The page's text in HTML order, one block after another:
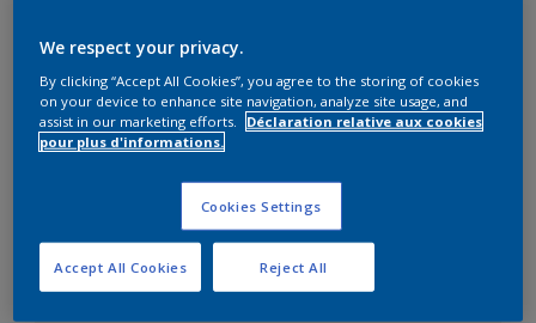
Suggestions d'Harmonies
We respect your privacy.
By clicking “Accept All Cookies”, you agree to the storing of cookies
on your device to enhance site navigation, analyze site usage, and
assist in our marketing efforts.
Déclaration relative aux cookies
pour plus d'informations.
Cookies Settings
Reject All
Accept All Cookies